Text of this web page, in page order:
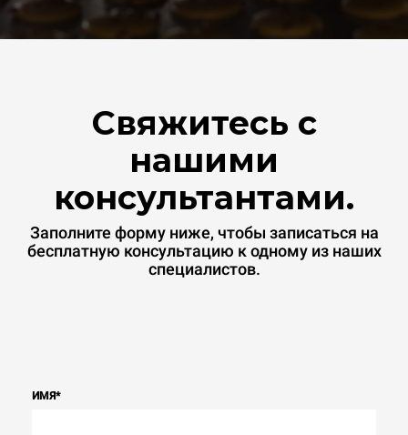
Свяжитесь с
нашими
консультантами.
Заполните форму ниже, чтобы записаться на
бесплатную консультацию к одному из наших
специалистов.
ИМЯ*